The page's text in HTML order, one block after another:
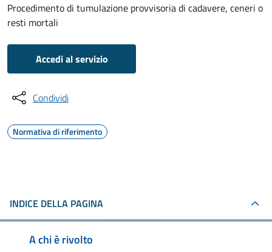
Procedimento di tumulazione provvisoria di cadavere, ceneri o
resti mortali
Accedi al servizio
Condividi
Normativa di riferimento
INDICE DELLA PAGINA
A chi è rivolto